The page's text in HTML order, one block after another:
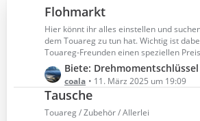
Flohmarkt
Hier könnt ihr alles einstellen und
dem Touareg zu tun hat. Wichtig ist
Touareg-Freunden einen speziellen
L
e
t
z
Biete: Drehmomentschlüssel 20 - 220 Nm, inkl. 17, 19 u. 21 mm Felgenschon-
coala 11. März 2025 um 19:09
Tausche
Touareg / Zubehör / Allerlei